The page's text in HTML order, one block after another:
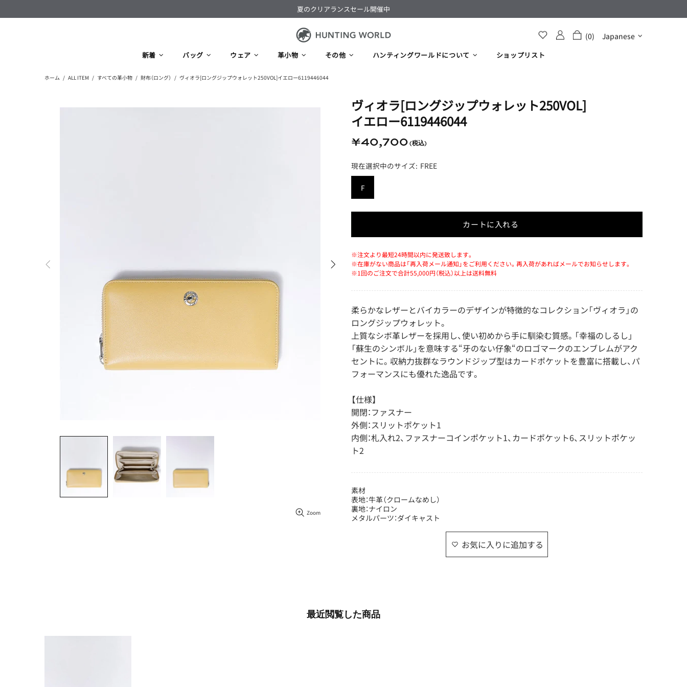
夏のクリアランスセール開催中
(0) Japanese
新着 バッグ ウェア 革小物 その他 ハンティングワールドについて ショップリスト
ホーム ALL ITEM すべての革小物 財布（ロング） ヴィオラ[ロングジップウォレット250VOL]イエロー6119446044
Zoom
ヴィオラ​[ロングジップウォレット250VOL]​
イエロー6119446044
¥40,700
FREE
カートに入れる
※注文より最短24時間以内に発送致します。
※在庫がない商品は「再入荷メール通知」をご利用ください。再入荷があればメールでお知らせします。
※1回のご注文で合計55,000円（税込）以上は送料無料
柔らかなレザーとバイカラーのデザインが特徴的なコレクション「ヴィオラ」の
ロングジップウォレット。
上質なシボ革レザーを採用し、使い初めから手に馴染む質感。「幸福のしるし」
「蘇生のシンボル」を意味する“牙のない仔象“のロゴマークのエンブレムがアク
セントに。収納力抜群なラウンドジップ型はカードポケットを豊富に搭載し、パ
フォーマンスにも優れた逸品です。
【仕様】
開閉：ファスナー
外側：スリットポケット1
内側：札入れ2、ファスナーコインポケット1、カードポケット6、スリットポケッ
ト2
素材
表地：牛革（クロームなめし）
裏地：ナイロン
メタルパーツ：ダイキャスト
お気に入りに追加する
最近​閲覧した​商品